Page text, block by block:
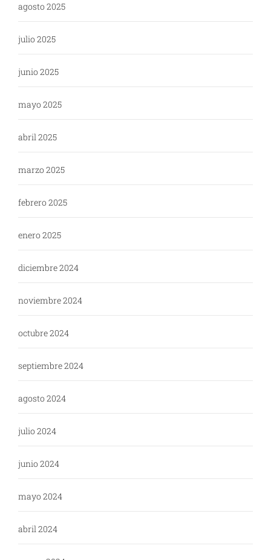
agosto 2025
julio 2025
junio 2025
mayo 2025
abril 2025
marzo 2025
febrero 2025
enero 2025
diciembre 2024
noviembre 2024
octubre 2024
septiembre 2024
agosto 2024
julio 2024
junio 2024
mayo 2024
abril 2024